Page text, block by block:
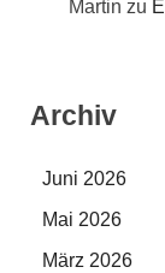
Martin zu
Archiv
Juni 2026
Mai 2026
März 2026